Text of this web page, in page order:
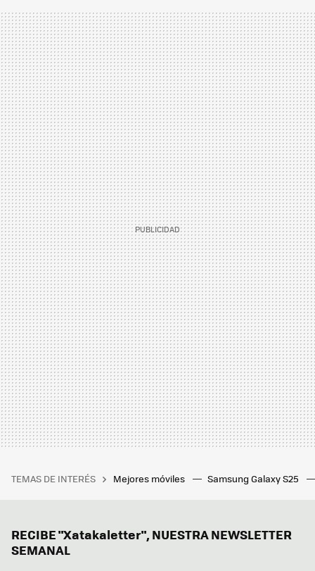
TEMAS DE INTERÉS Mejores móviles Samsung Galaxy S25
RECIBE "Xatakaletter", NUESTRA NEWSLETTER
SEMANAL